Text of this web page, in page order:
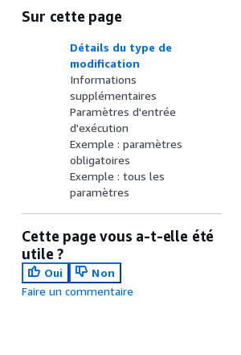
Sur cette page
Détails du type de
modification
Informations
supplémentaires
Paramètres d'entrée
d'exécution
Exemple : paramètres
obligatoires
Exemple : tous les
paramètres
Cette page vous a-t-elle été
utile ?
Oui
Non
Faire un commentaire